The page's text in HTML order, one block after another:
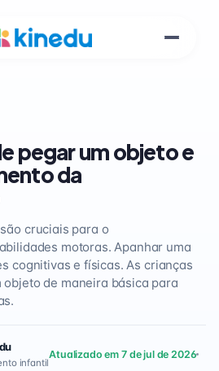
pegar um objeto e
da
cruciais para o
motoras. Apanhar uma
cognitivas e físicas. As crianças
de maneira básica para
infantil
Atualizado em 7 de jul de 2026